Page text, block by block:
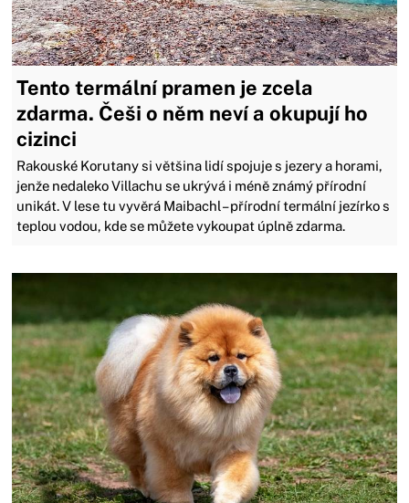
Tento termální pramen je zcela
zdarma. Češi o něm neví a okupují ho
cizinci
Rakouské Korutany si většina lidí spojuje s jezery a horami,
jenže nedaleko Villachu se ukrývá i méně známý přírodní
unikát. V lese tu vyvěrá Maibachl – přírodní termální jezírko s
teplou vodou, kde se můžete vykoupat úplně zdarma.